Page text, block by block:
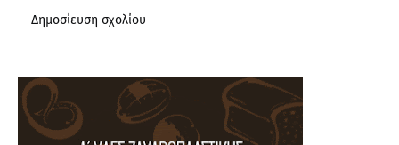
Δημοσίευση σχολίου